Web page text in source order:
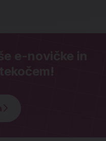
e-novičke in